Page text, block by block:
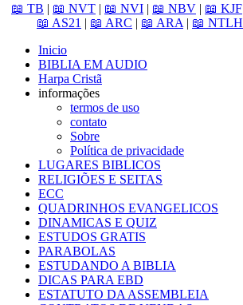
📖 TB | 📖 NVT | 📖 NVI | 📖 NBV | 📖 KJF
📖 AS21 | 📖 ARC | 📖 ARA | 📖 NTLH
Inicio
BIBLIA EM AUDIO
Harpa Cristã
informações
termos de uso
contato
Sobre
Política de privacidade
LUGARES BIBLICOS
RELIGIÕES E SEITAS
ECC
QUADRINHOS EVANGELICOS
DINAMICAS E QUIZ
ESTUDOS GRATIS
PARABOLAS
ESTUDANDO A BIBLIA
DICAS PARA EBD
ESTATUTO DA ASSEMBLEIA